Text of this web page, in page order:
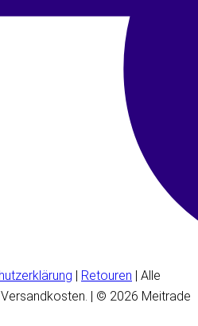
Retouren | Alle
| © 2026 Meitrade